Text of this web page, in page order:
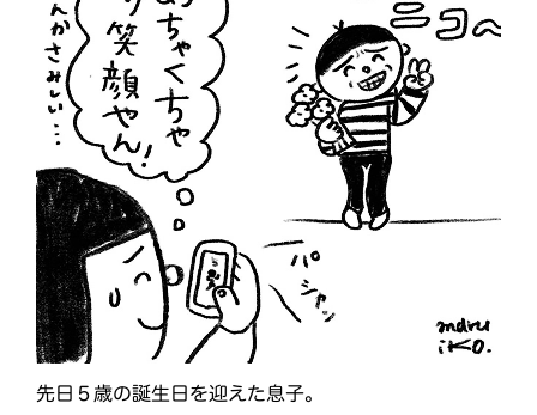
先日５歳の誕生日を迎えた息子。